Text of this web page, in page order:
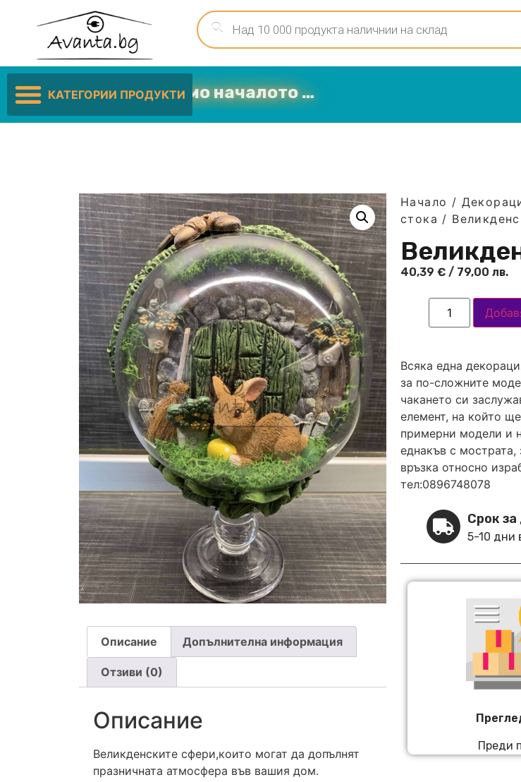
КАТЕГОРИИ ПРОДУКТИ
цени са само началото …
Описание Допълнителна информация
Отзиви (0)
Описание
Великденските сфери,които могат да допълнят
празничната атмосфера във вашия дом.
Начало /
стока /
40,39 € / 79,00 лв.
Всяка една
за по-сложните
чакането си
елемент, на който
примерни модели и
еднакъв с
връзка относно
тел:0896748078
Срок за
5-10 дни
Преди